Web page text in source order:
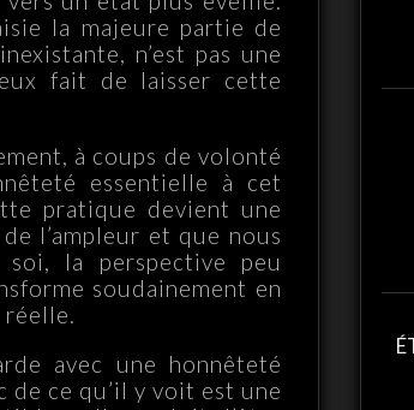
la majeure partie de
n’est pas une
fait de laisser cette
à coups de volonté
essentielle à cet
pratique devient une
l’ampleur et que nous
la perspective peu
soudainement en
avec une honnêteté
de ce qu’il y voit est une